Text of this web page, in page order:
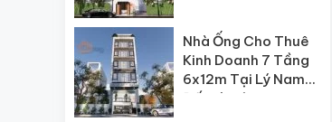
Nhà Ống Cho Thuê
Kinh Doanh 7 Tầng
6x12m Tại Lý Nam
Đế, Hà Nội